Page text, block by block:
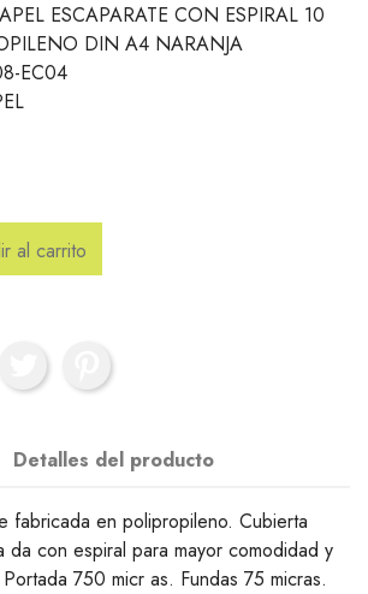
ESCAPARATE CON ESPIRAL 10
DIN A4 NARANJA
EC04
al carrito
Detalles del producto
fabricada en polipropileno. Cubierta
da con espiral para mayor comodidad y
750 micr as. Fundas 75 micras.